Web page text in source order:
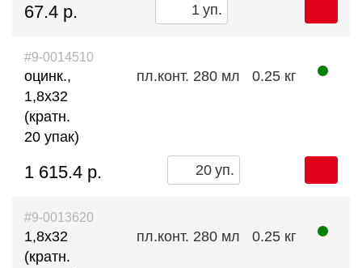
67.4 р. уп.
#9-0014510
оцинк.,
1,8х32
(кратн.
20 упак)
пл.конт. 280 мл 0.25 кг
1 615.4 р. уп.
#9-0013620
1,8х32
(кратн.
пл.конт. 280 мл 0.25 кг